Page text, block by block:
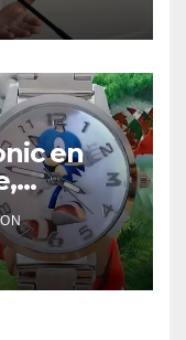
en
que